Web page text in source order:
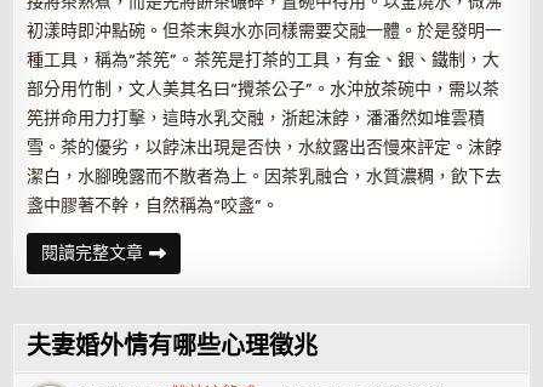
初漾時即沖點碗。但茶末與水亦同樣需要交融一體。於是發明一
種工具，稱為“茶筅”。茶筅是打茶的工具，有金、銀、鐵制，大
部分用竹制，文人美其名曰“攪茶公子”。水沖放茶碗中，需以茶
筅拼命用力打擊，這時水乳交融，浙起沫餑，潘潘然如堆雲積
雪。茶的優劣，以餑沫出現是否快，水紋露出否慢來評定。沫餑
潔白，水腳晚露而不散者為上。因茶乳融合，水質濃稠，飲下去
盞中膠著不幹，自然稱為“咬盞”。
閱讀完整文章泡
茶
的
法
有
什
麼
夫妻婚外情有哪些心理徵兆